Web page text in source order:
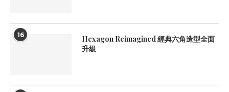
16
Hexagon Reimagined 經典六角造型全面
升級